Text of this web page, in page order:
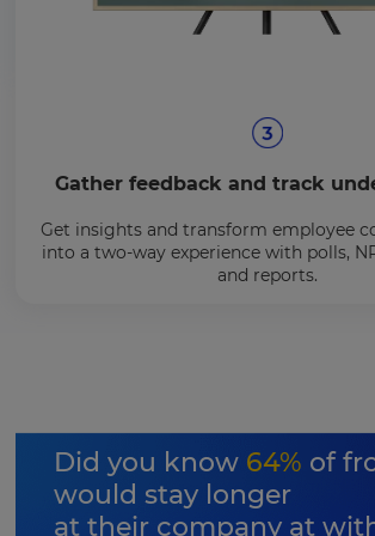
Gather feedback and track
Get insights and transform employee
into a two-way experience with polls,
and reports.
Did you know 64% of
would stay longer
at their company at